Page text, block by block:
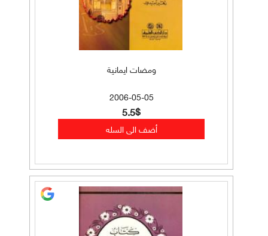
ومضات ايمانية
2006-05-05
5.5$